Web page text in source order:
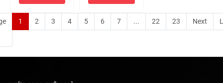
10ml 350k)
Chiết 10ml 370k
)
1 2 3 4 5 6 7 ... 22 23 Next